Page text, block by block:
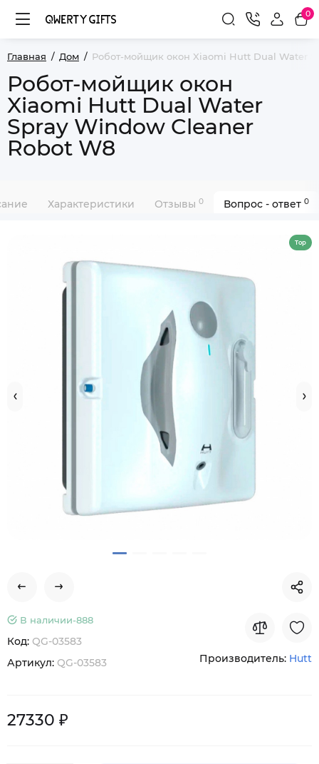
0
Главная Дом Робот-мойщик окон Xiaomi Hutt Dual Water
Робот-мойщик окон
Xiaomi Hutt Dual Water
Spray Window Cleaner
Robot W8
Характеристики Отзывы 0 Вопрос - ответ 0
Top
В наличии-888
Код: QG-03583
Артикул: QG-03583 Производитель: Hutt
27330 ₽